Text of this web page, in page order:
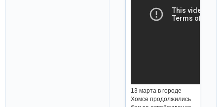
13 марта в городе
Хомсе продолжились